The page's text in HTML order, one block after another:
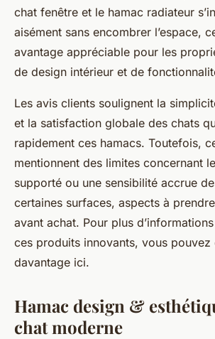
chat fenêtre et le hamac radiateur
aisément sans encombrer l’espace,
avantage appréciable pour les
de design intérieur et de
Les avis clients soulignent la
et la satisfaction globale des chats
rapidement ces hamacs. Toutefois,
mentionnent des limites concernant
supporté ou une sensibilité accrue
certaines surfaces, aspects à
avant achat. Pour plus
ces produits innovants, vous pouvez
davantage ici.
Hamac design &
chat moderne